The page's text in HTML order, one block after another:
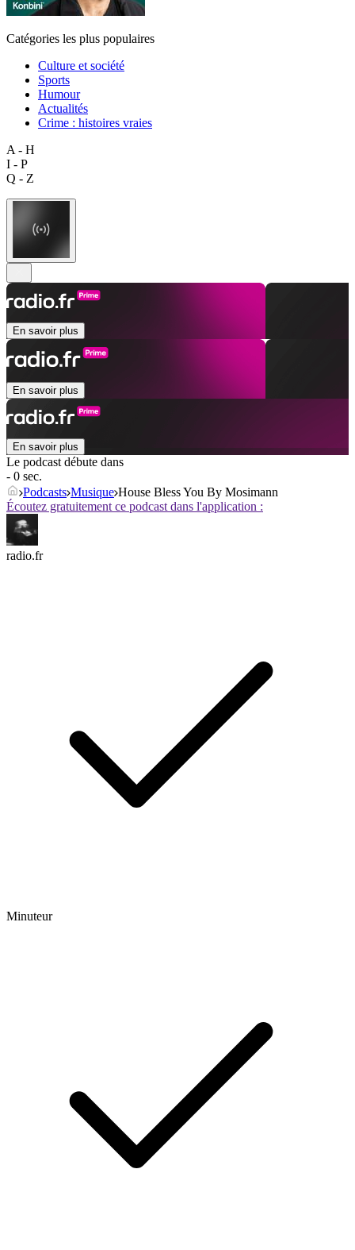
Catégories les plus populaires
Culture et société
Sports
Humour
Actualités
Crime : histoires vraies
A - H
I - P
Q - Z
En savoir plus
En savoir plus
En savoir plus
Le podcast débute dans
- 0 sec.
Podcasts Musique House Bless You By Mosimann
Écoutez gratuitement ce podcast dans l'application :
radio.fr
Minuteur